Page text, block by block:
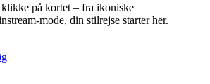
på kortet – fra ikoniske
mode, din stilrejse starter her.